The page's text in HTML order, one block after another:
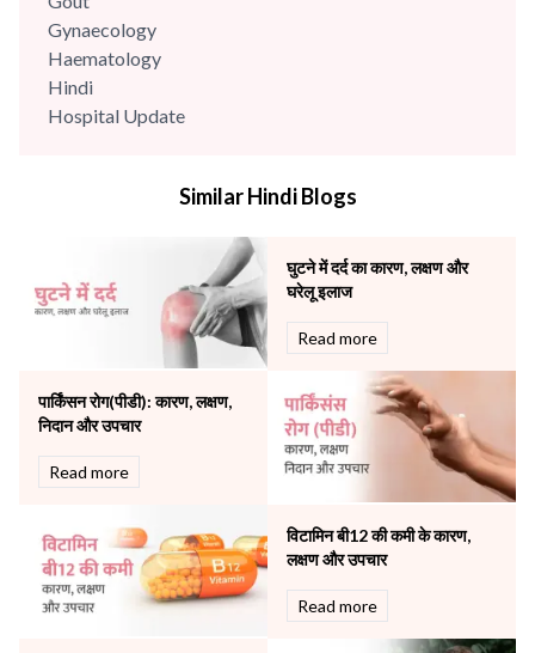
Gynaecology
Haematology
Hindi
Hospital Update
Neonatology & Paediatrics
Nephrology & Dialysis
Neurology
Other Services
Pulmonology
Rheumatology
Robotic Precision
The Breast Centre
The Oncology Centre
Urology
Similar Hindi Blogs
घुटने में दर्द का कारण, लक्षण और
घरेलू इलाज
Read more
पार्किंसन रोग(पीडी): कारण, लक्षण,
निदान और उपचार
Read more
विटामिन बी12 की कमी के कारण,
लक्षण और उपचार
Read more